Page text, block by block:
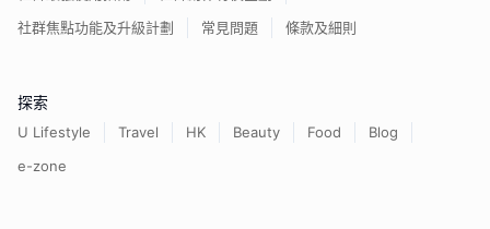
社群焦點功能及升級計劃
常見問題 條款及細則
探索
U Lifestyle Travel HK Beauty Food
Blog
e-zone